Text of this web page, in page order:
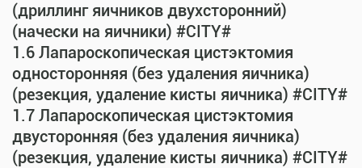
(дриллинг яичников двухсторонний)
(начески на яичники) #CITY#
1.6 Лапароскопическая цистэктомия
односторонняя (без удаления яичника)
(резекция, удаление кисты яичника) #CITY#
1.7 Лапароскопическая цистэктомия
двусторонняя (без удаления яичника)
(резекция, удаление кисты яичника) #CITY#